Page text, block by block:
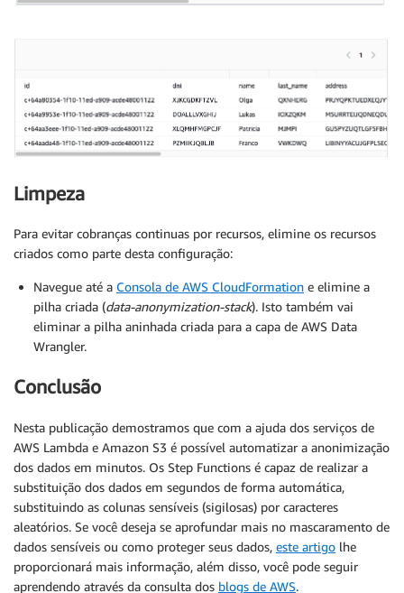
Limpeza
Para evitar cobranças continuas por recursos, elimine os recursos
criados como parte desta configuração:
Navegue até a Consola de AWS CloudFormation e elimine a
pilha criada (data-anonymization-stack). Isto também vai
eliminar a pilha aninhada criada para a capa de AWS Data
Wrangler.
Conclusão
Nesta publicação demostramos que com a ajuda dos serviços de
AWS Lambda e Amazon S3 é possível automatizar a anonimização
dos dados em minutos. Os Step Functions é capaz de realizar a
substituição dos dados em segundos de forma automática,
substituindo as colunas sensíveis (sigilosas) por caracteres
aleatórios. Se você deseja se aprofundar mais no mascaramento de
dados sensíveis ou como proteger seus dados, este artigo lhe
proporcionará mais informação, além disso, você pode seguir
aprendendo através da consulta dos blogs de AWS.